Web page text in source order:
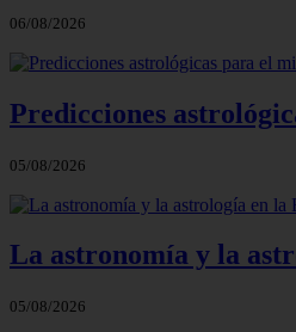
06/08/2026
Predicciones
05/08/2026
La astronomía y la
05/08/2026